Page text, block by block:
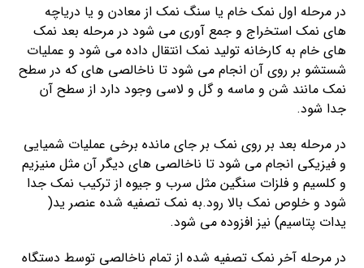
در مرحله اول نمک خام یا سنگ نمک از معادن و یا دریاچه
های نمک استخراج و جمع آوری می شود در مرحله بعد نمک
های خام به کارخانه تولید نمک انتقال داده می شود و عملیات
شستشو بر روی آن انجام می شود تا ناخالصی های که در سطح
نمک مانند شن و ماسه و گل و لاسی وجود دارد از سطح آن
جدا شود.
در مرحله بعد بر روی نمک بر جای مانده برخی عملیات شمیایی
و فیزیکی انجام می شود تا ناخالصی های دیگر آن مثل منیزیم
و کلسیم و فلزات سنگین مثل سرب و جیوه از ترکیب نمک جدا
شود و خلوص نمک بالا رود.به نمک تصفیه شده عنصر ید(
یدات پتاسیم) نیز افزوده می شود.
در مرحله آخر نمک تصفیه شده از تمام ناخالصی توسط دستگاه